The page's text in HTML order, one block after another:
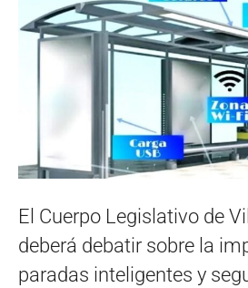
El Cuerpo Legislativo de
deberá debatir sobre la
paradas inteligentes y